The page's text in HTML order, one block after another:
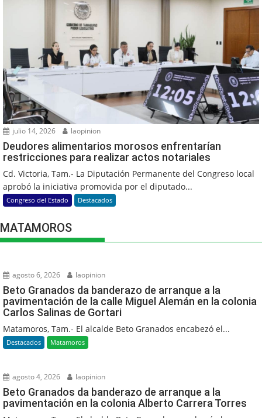
julio 14, 2026 laopinion
Deudores alimentarios morosos enfrentarían
restricciones para realizar actos notariales
Cd. Victoria, Tam.- La Diputación Permanente del Congreso local
aprobó la iniciativa promovida por el diputado...
Congreso del Estado Destacados
MATAMOROS
agosto 6, 2026 laopinion
Beto Granados da banderazo de arranque a la
pavimentación de la calle Miguel Alemán en la colonia
Carlos Salinas de Gortari
Matamoros, Tam.- El alcalde Beto Granados encabezó el...
Destacados Matamoros
agosto 4, 2026 laopinion
Beto Granados da banderazo de arranque a la
pavimentación en la colonia Alberto Carrera Torres